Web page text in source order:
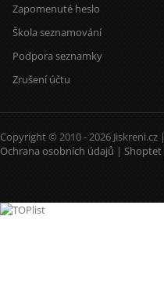
Zapomenuté heslo
Škola seznamování
Podpora seznamky
Zrušení účtu
Copyright © 2010 - 2026 Jiskreni.cz |
Ochrana osobních údajů | Shoptet